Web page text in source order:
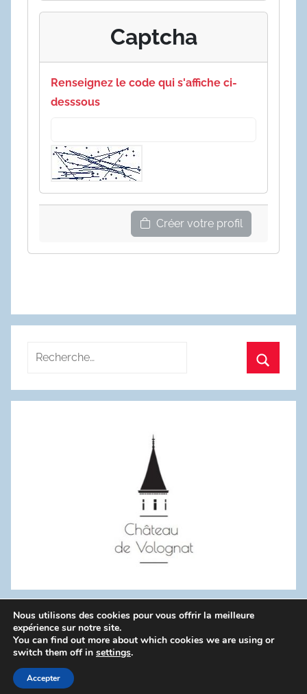
Captcha
Renseignez le code qui s'affiche ci-
desssous
Créer votre profil
Recherche
:
WordPress Theme: Donovan by ThemeZee.
Politique de confidentialité
Nous utilisons des cookies pour vous offrir la meilleure
expérience sur notre site.
You can find out more about which cookies we are using or
switch them off in settings.
Accepter